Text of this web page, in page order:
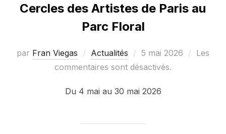
Cercles des Artistes de Paris au
Parc Floral
par Fran Viegas Actualités
Publié
le
5 mai 2026
Les
commentaires sont désactivés.
Du 4 mai au 30 mai 2026